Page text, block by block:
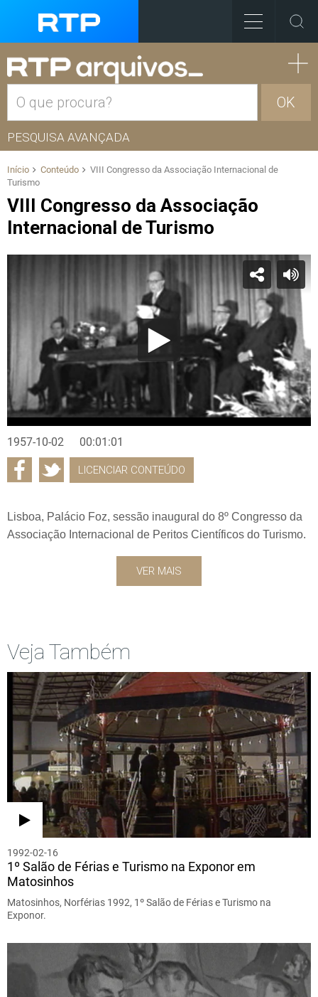
OK
PESQUISA AVANÇADA
Início Conteúdo
VIII Congresso da Associação Internacional de
Turismo
VIII Congresso da Associação
Internacional de Turismo
1957-10-02 00:01:01
LICENCIAR CONTEÚDO
Lisboa, Palácio Foz, sessão inaugural do 8º Congresso da
Associação Internacional de Peritos Científicos do Turismo.
VER MAIS
Veja Também
1992-02-16
1º Salão de Férias e Turismo na Exponor em
Matosinhos
Matosinhos, Norférias 1992, 1º Salão de Férias e Turismo na
Exponor.